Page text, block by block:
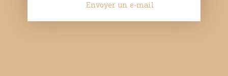
Envoyer un e-mail